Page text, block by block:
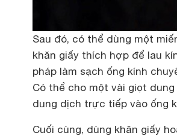
Sau đó, có thể dùng một
khăn giấy thích hợp để lau
pháp làm sạch ống kính
Có thể cho một vài giọt
dung dịch trực tiếp vào ống
Cuối cùng, dùng khăn giấy